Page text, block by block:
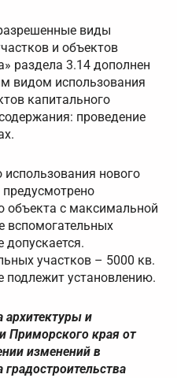
виды
и объектов
раздела 3.14 дополнен
видом использования
капитального
проведение
нового
объекта с максимальной
вспомогательных
допускается.
участков – 5000 кв.
установлению.
архитектуры и
Приморского края от
изменений в